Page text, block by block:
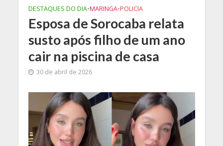
DESTAQUES DO DIA•MARINGA•POLICIA
Esposa de Sorocaba relata
susto após filho de um ano
cair na piscina de casa
30 de abril de 2026